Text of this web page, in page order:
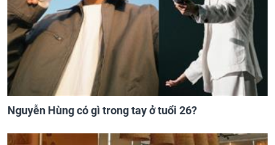
Nguyễn Hùng có gì trong tay ở tuổi 26?